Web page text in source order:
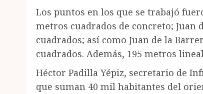
Los puntos en los que se trabajó
metros cuadrados de concreto; Juan
cuadrados; así como Juan de la
cuadrados. Además, 195 metros
Héctor Padilla Yépiz, secretario de
que suman 40 mil habitantes del